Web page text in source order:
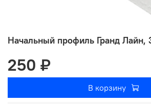
Начальный профиль Гранд Лайн,
250 ₽
В корзину